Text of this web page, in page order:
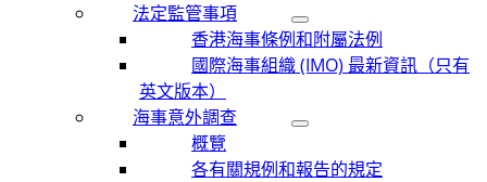
法定監管事項
香港海事條例和附屬法例
國際海事組織 (IMO) 最新資訊（只有
英文版本）
海事意外調查
概覽
各有關規例和報告的規定